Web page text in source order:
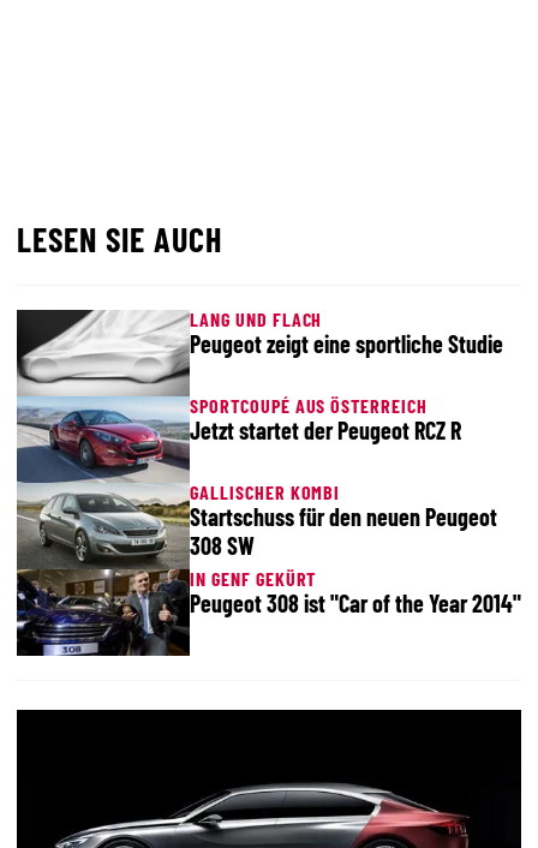
LESEN SIE AUCH
LANG UND FLACH
Peugeot zeigt eine sportliche Studie
SPORTCOUPÉ AUS ÖSTERREICH
Jetzt startet der Peugeot RCZ R
GALLISCHER KOMBI
Startschuss für den neuen Peugeot
308 SW
IN GENF GEKÜRT
Peugeot 308 ist "Car of the Year 2014"